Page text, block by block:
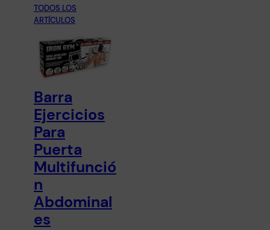
TODOS LOS
ARTÍCULOS
Barra
Ejercicios
Para
Puerta
Multifunció
n
Abdominal
es